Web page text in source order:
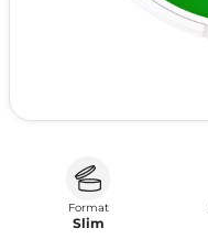
Format
Slim